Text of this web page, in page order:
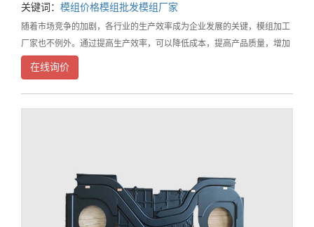
关键词： 模组价格模组批发模组厂家
随着市场竞争的加剧，各行业的生产效率成为企业发展的关键，模组加工
厂家也不例外。通过提高生产效率，可以降低成本，提高产品质量，增加
利润以及客户满意度。因此，如何提高模组加工厂家的生产效率，是一个
重要的问题。首先，模组加工厂家可以通过引进先进的
在线询价